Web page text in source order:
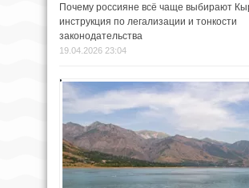
Почему россияне всё чаще выбирают
инструкция по легализации и тонкости
законодательства
19.04.2026 23:04